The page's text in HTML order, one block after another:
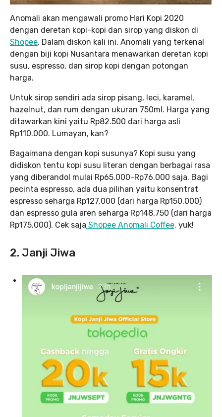
Anomali akan mengawali promo Hari Kopi 2020
dengan deretan kopi-kopi dan sirop yang diskon di
Shopee. Dalam diskon kali ini, Anomali yang terkenal
dengan biji kopi Nusantara menawarkan deretan kopi
susu, espresso, dan sirop kopi dengan potongan
harga.
Untuk sirop sendiri ada sirop pisang, leci, karamel,
hazelnut, dan rum dengan ukuran 750ml. Harga yang
ditawarkan kini yaitu Rp82.500 dari harga asli
Rp110.000. Lumayan, kan?
Bagaimana dengan kopi susunya? Kopi susu yang
didiskon tentu kopi susu literan dengan berbagai rasa
yang diberandol mulai Rp65.000-Rp76.000 saja. Bagi
pecinta espresso, ada dua pilihan yaitu konsentrat
espresso seharga Rp127.000 (dari harga Rp150.000)
dan espresso gula aren seharga Rp148.750 (dari harga
Rp175.000). Cek saja Shopee Anomali Coffee, yuk!
2. Janji Jiwa